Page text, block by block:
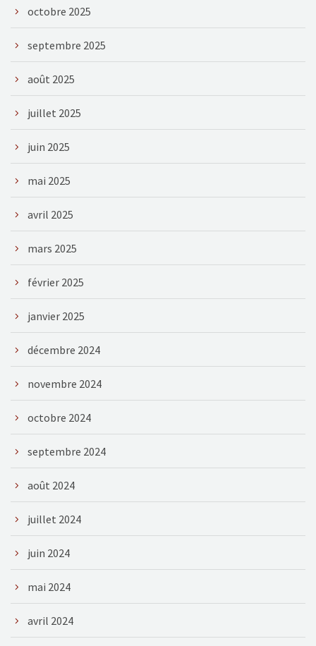
octobre 2025
septembre 2025
août 2025
juillet 2025
juin 2025
mai 2025
avril 2025
mars 2025
février 2025
janvier 2025
décembre 2024
novembre 2024
octobre 2024
septembre 2024
août 2024
juillet 2024
juin 2024
mai 2024
avril 2024